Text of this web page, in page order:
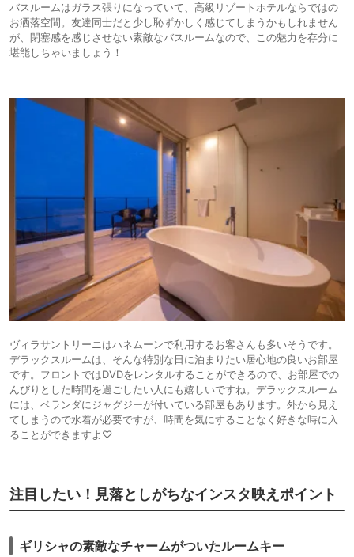
バスルームはガラス張りになっていて、高級リゾートホテルならではの
お洒落空間。友達同士だと少し恥ずかしく感じてしまうかもしれません
が、閉塞感を感じさせない素敵なバスルームなので、この魅力を存分に
堪能しちゃいましょう！
ヴィラサントリーニはハネムーンで利用するお客さんも多いそうです。
デラックスルームは、そんな特別な日に泊まりたい居心地の良いお部屋
です。フロントではDVDをレンタルすることができるので、お部屋での
んびりとした時間を過ごしたい人にも嬉しいですね。デラックスルーム
には、ベランダにジャグジーが付いている部屋もあります。外から見え
てしまうので水着が必要ですが、時間を気にすることなく好きな時に入
ることができますよ♡
注目したい！見落としがちなインスタ映えポイント
ギリシャの素敵なチャームがついたルームキー